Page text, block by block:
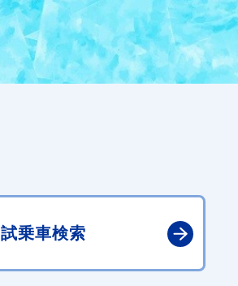
試乗車検索